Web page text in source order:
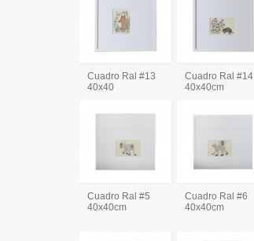
Cuadro Ral #13
40x40
Cuadro Ral #14
40x40cm
Cuadro Ral #5
40x40cm
Cuadro Ral #6
40x40cm